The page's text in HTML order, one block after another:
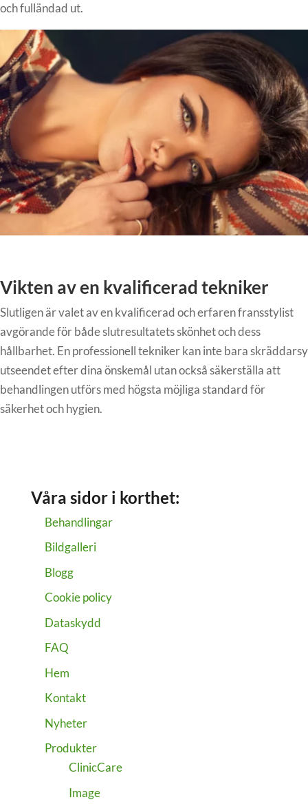
och fulländad ut.
Vikten av en kvalificerad tekniker
Slutligen är valet av en kvalificerad och erfaren fransstylist
avgörande för både slutresultatets skönhet och dess
hållbarhet. En professionell tekniker kan inte bara skräddarsy
utseendet efter dina önskemål utan också säkerställa att
behandlingen utförs med högsta möjliga standard för
säkerhet och hygien.
Våra sidor i korthet:
Behandlingar
Bildgalleri
Blogg
Cookie policy
Dataskydd
FAQ
Hem
Kontakt
Nyheter
Produkter
ClinicCare
Image